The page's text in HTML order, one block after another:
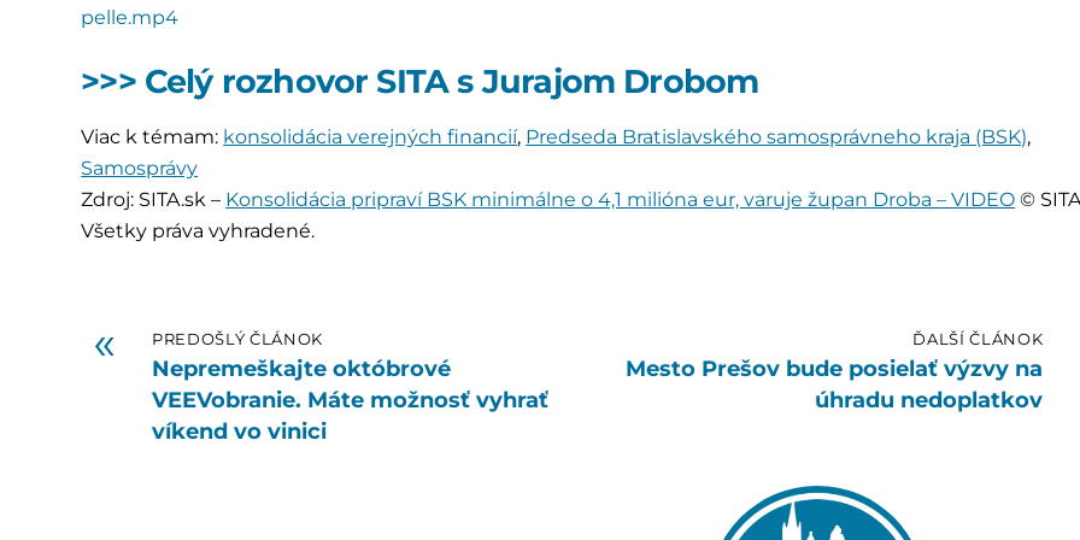
pelle.mp4
>>> Celý rozhovor SITA s Jurajom Drobom
Viac k témam: konsolidácia verejných financií, Predseda Bratislavského samosprávneho kraja (BSK),
Samosprávy
Zdroj: SITA.sk – Konsolidácia pripraví BSK minimálne o 4,1 milióna eur, varuje župan Droba – VIDEO ©
Všetky práva vyhradené.
« PREDOŠLÝ ČLÁNOK
Nepremeškajte októbrové
VEEVobranie. Máte možnosť vyhrať
víkend vo vinici
ĎALŠÍ ČLÁNOK
Mesto Prešov bude posielať výzvy na
úhradu nedoplatkov